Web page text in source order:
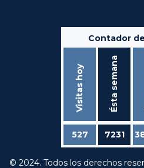
Contador
Visitas hoy Ésta semana
527 7231
© 2024. Todos los derechos